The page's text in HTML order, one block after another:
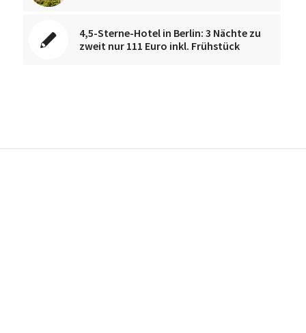
4,5-Sterne-Hotel in Berlin: 3 Nächte zu
zweit nur 111 Euro inkl. Frühstück